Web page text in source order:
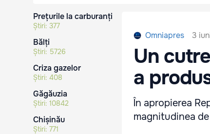
Prețurile la carburanți
Știri: 377
Bălți
Știri: 5726
Criza gazelor
Știri: 408
Găgăuzia
Știri: 10842
Chișinău
Știri: 771
Omniapres 3
Un
a
În apropierea
magnitudinea